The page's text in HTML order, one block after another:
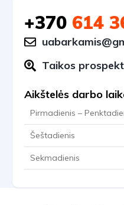
+370 614
Taikos
Aikštelės darbo
Pirmadienis –
Šeštadienis
Sekmadienis